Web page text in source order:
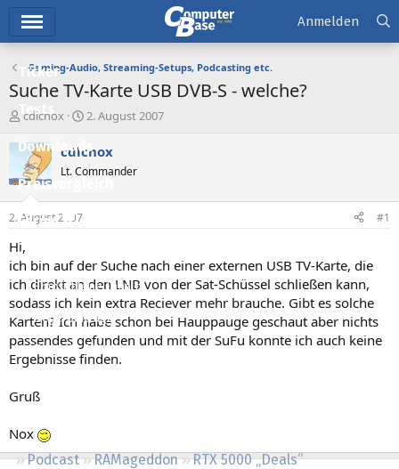
Ticker
Tests
Downloads
Preisvergleich
Forum
Aktuelles
Empfohlene Inhalte
Neue Beiträge
Neueste Aktivitäten
Podcast RAMageddon
RTX 5000 „Deals“
Anmelden
Gaming-Audio, Streaming-Setups, Podcasting etc.
Suche TV-Karte USB DVB-S - welche?
E
s
t
e
l
e
cdlcnox
E
s
e
t
2. August 2007
cdlcnox
Lt. Commander
2. August 2007 #1
Hi,
ich bin auf der Suche nach einer externen USB TV-Karte, die
ich direkt an den LNB von der Sat-Schüssel schließen kann,
sodass ich kein extra Reciever mehr brauche. Gibt es solche
Karten? Ich habe schon bei Hauppauge geschaut aber nichts
passendes gefunden und mit der SuFu konnte ich auch keine
Ergebnisse finden.
Gruß
Nox